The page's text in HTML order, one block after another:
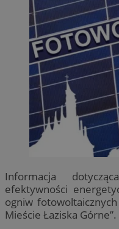
Informacja
efektywności
ogniw
Mieście Łaziska Górne”.